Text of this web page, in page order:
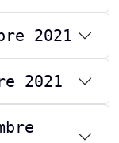
2021
2021